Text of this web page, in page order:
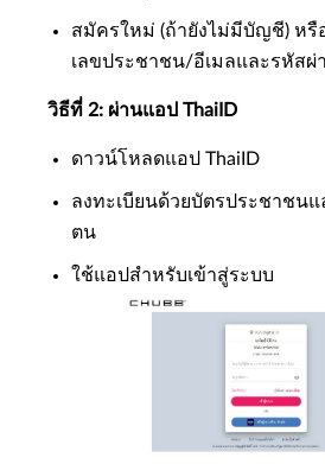
สมัครใหม่ (ถ้ายังไม่มีบัญชี) หรื
เลขประชาชน/อีเมลและรหัสผ่
วิธีที่ 2: ผ่านแอป ThaiID
ดาวน์โหลดแอป ThaiID
ลงทะเบียนด้วยบัตรประชาชน
ตน
ใช้แอปสำหรับเข้าสู่ระบบ